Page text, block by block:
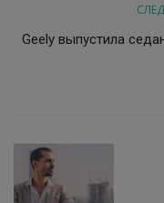
Geely выпустила